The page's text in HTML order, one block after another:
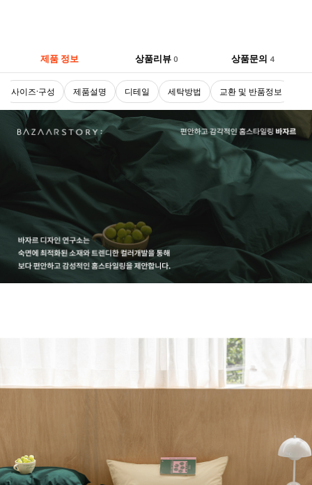
제품 정보 상품리뷰 0 상품문의 4
사이즈·구성 제품설명 디테일 세탁방법 교환 및 반품정보